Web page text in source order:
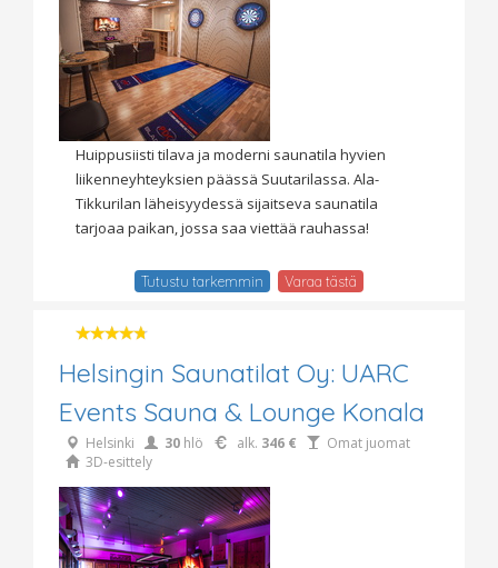
Huippusiisti tilava ja moderni saunatila hyvien
liikenneyhteyksien päässä Suutarilassa. Ala-
Tikkurilan läheisyydessä sijaitseva saunatila
tarjoaa paikan, jossa saa viettää rauhassa!
Tutustu tarkemmin Varaa tästä
Helsingin Saunatilat Oy: UARC
Events Sauna & Lounge Konala
Helsinki 30 hlö alk. 346 €
Omat juomat
3D-esittely